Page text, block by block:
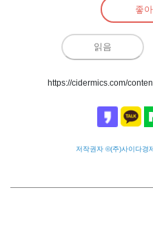
좋
읽음
https://cidermics.com/
저작권자 ©(주)사이다경